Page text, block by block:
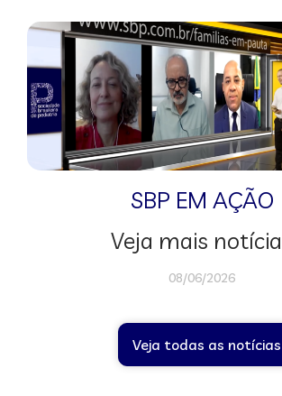
SBP EM AÇÃO
Veja mais
08/06/2026
Veja todas as notícias